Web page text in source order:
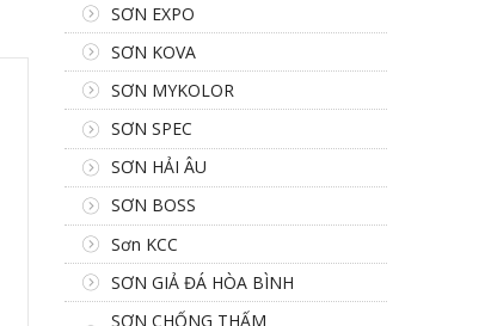
SƠN EXPO
SƠN KOVA
SƠN MYKOLOR
SƠN SPEC
SƠN HẢI ÂU
SƠN BOSS
Sơn KCC
SƠN GIẢ ĐÁ HÒA BÌNH
SƠN CHỐNG THẤM